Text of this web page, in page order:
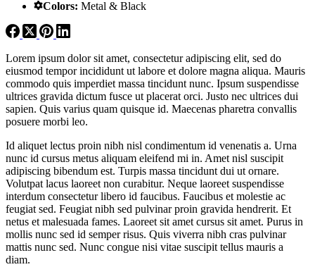
Colors: Metal & Black
Lorem ipsum dolor sit amet, consectetur adipiscing elit, sed do
eiusmod tempor incididunt ut labore et dolore magna aliqua. Mauris
commodo quis imperdiet massa tincidunt nunc. Ipsum suspendisse
ultrices gravida dictum fusce ut placerat orci. Justo nec ultrices dui
sapien. Quis varius quam quisque id. Maecenas pharetra convallis
posuere morbi leo.
Id aliquet lectus proin nibh nisl condimentum id venenatis a. Urna
nunc id cursus metus aliquam eleifend mi in. Amet nisl suscipit
adipiscing bibendum est. Turpis massa tincidunt dui ut ornare.
Volutpat lacus laoreet non curabitur. Neque laoreet suspendisse
interdum consectetur libero id faucibus. Faucibus et molestie ac
feugiat sed. Feugiat nibh sed pulvinar proin gravida hendrerit. Et
netus et malesuada fames. Laoreet sit amet cursus sit amet. Purus in
mollis nunc sed id semper risus. Quis viverra nibh cras pulvinar
mattis nunc sed. Nunc congue nisi vitae suscipit tellus mauris a
diam.